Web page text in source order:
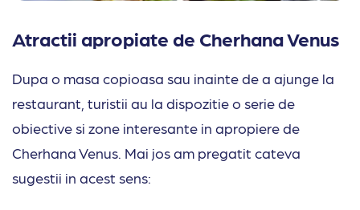
Atractii apropiate de Cherhana Venus
Dupa o masa copioasa sau inainte de a ajunge la
restaurant, turistii au la dispozitie o serie de
obiective si zone interesante in apropiere de
Cherhana Venus. Mai jos am pregatit cateva
sugestii in acest sens: